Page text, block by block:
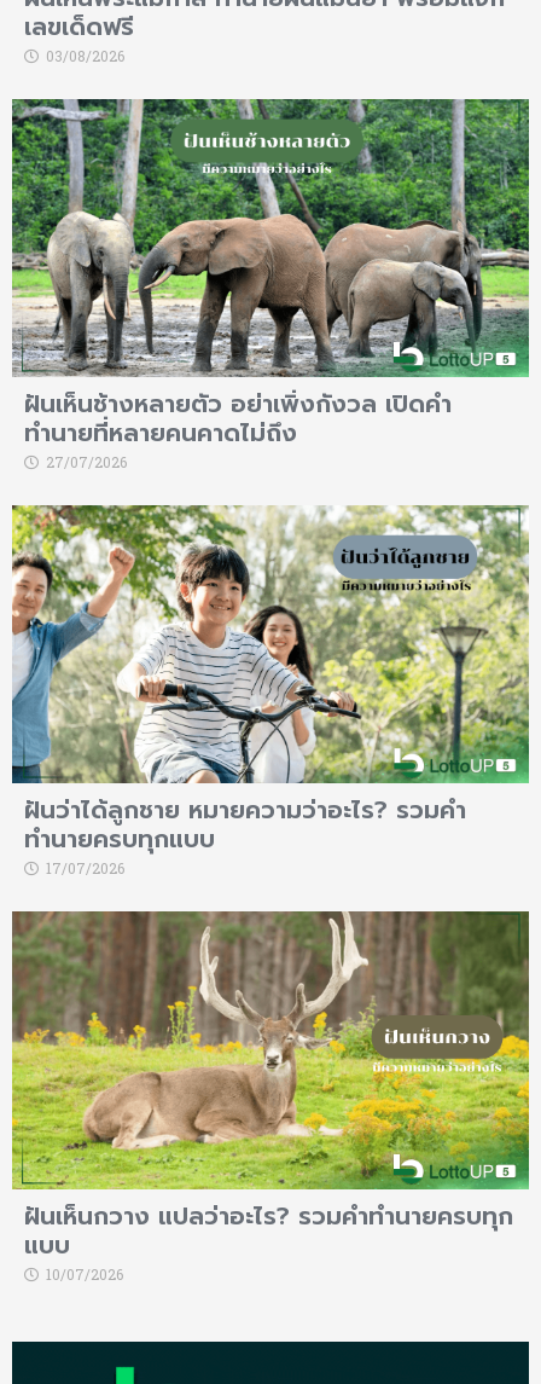
เลขเด็ดฟรี
03/08/2026
ฝันเห็นช้างหลายตัว อย่าเพิ่งกังวล เปิดคำ
ทำนายที่หลายคนคาดไม่ถึง
27/07/2026
ฝันว่าได้ลูกชาย หมายความว่าอะไร? รวมคำ
ทำนายครบทุกแบบ
17/07/2026
ฝันเห็นกวาง แปลว่าอะไร? รวมคำทำนายครบทุก
แบบ
10/07/2026